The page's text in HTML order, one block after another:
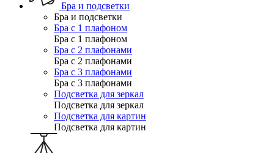
Бра и подсветки
Бра и подсветки
Бра с 1 плафоном
Бра с 1 плафоном
Бра с 2 плафонами
Бра с 2 плафонами
Бра с 3 плафонами
Бра с 3 плафонами
Подсветка для зеркал
Подсветка для зеркал
Подсветка для картин
Подсветка для картин